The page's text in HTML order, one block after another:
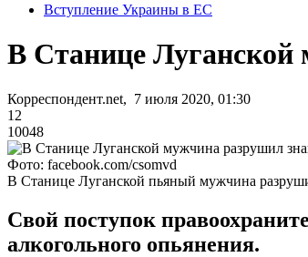
Вступление Украины в ЕС
В Станице
Корреспондент.net, 7 июля 2020, 01:30
12
10048
Фото: facebook.com/csomvd
В Станице Луганской пьяный мужчина
Свой поступок
алкогольного опьянения.